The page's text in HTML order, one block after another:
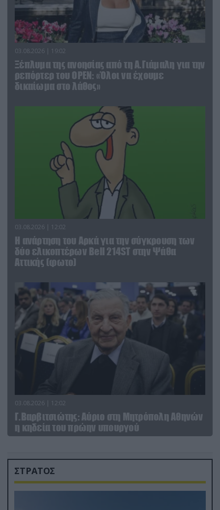
03.08.2026 | 19:02
Ξέπλυμα της ανοησίας από τη Α.Γιάμαλη για την
ρεπόρτερ του ΟΡΕΝ: «Όλοι να έχουμε
δικαίωμα στο λάθος»
03.08.2026 | 12:02
Η ανάρτηση του Αρκά για την σύγκρουση των
δύο ελικοπτέρων Bell 214ST στην Ψάθα
Αττικής (φωτο)
03.08.2026 | 12:02
Γ.Βαρβιτσιώτης: Aύριο στη Μητρόπολη Αθηνών
η κηδεία του πρώην υπουργού
ΣΤΡΑΤΟΣ